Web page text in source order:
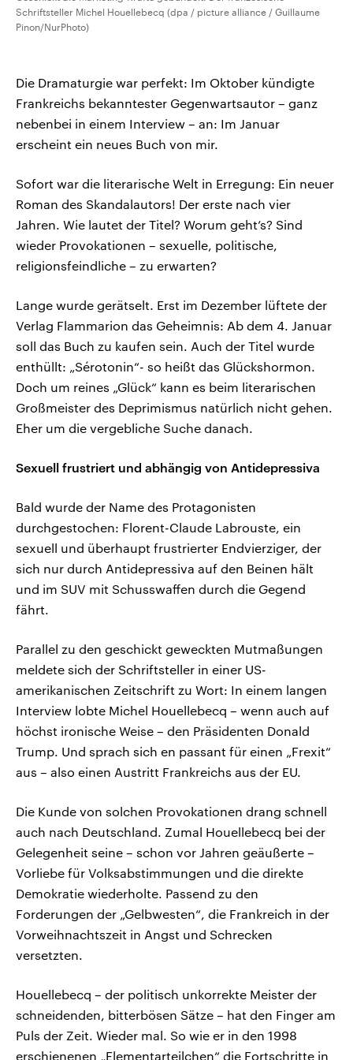
Schriftsteller Michel Houellebecq (dpa / picture alliance / Guillaume
Pinon/NurPhoto)
Die Dramaturgie war perfekt: Im Oktober kündigte
Frankreichs bekanntester Gegenwartsautor – ganz
nebenbei in einem Interview – an: Im Januar
erscheint ein neues Buch von mir.
Sofort war die literarische Welt in Erregung: Ein neuer
Roman des Skandalautors! Der erste nach vier
Jahren. Wie lautet der Titel? Worum geht’s? Sind
wieder Provokationen – sexuelle, politische,
religionsfeindliche – zu erwarten?
Lange wurde gerätselt. Erst im Dezember lüftete der
Verlag Flammarion das Geheimnis: Ab dem 4. Januar
soll das Buch zu kaufen sein. Auch der Titel wurde
enthüllt: „Sérotonin“- so heißt das Glückshormon.
Doch um reines „Glück“ kann es beim literarischen
Großmeister des Deprimismus natürlich nicht gehen.
Eher um die vergebliche Suche danach.
Sexuell frustriert und abhängig von Antidepressiva
Bald wurde der Name des Protagonisten
durchgestochen: Florent-Claude Labrouste, ein
sexuell und überhaupt frustrierter Endvierziger, der
sich nur durch Antidepressiva auf den Beinen hält
und im SUV mit Schusswaffen durch die Gegend
fährt.
Parallel zu den geschickt geweckten Mutmaßungen
meldete sich der Schriftsteller in einer US-
amerikanischen Zeitschrift zu Wort: In einem langen
Interview lobte Michel Houellebecq – wenn auch auf
höchst ironische Weise – den Präsidenten Donald
Trump. Und sprach sich en passant für einen „Frexit“
aus – also einen Austritt Frankreichs aus der EU.
Die Kunde von solchen Provokationen drang schnell
auch nach Deutschland. Zumal Houellebecq bei der
Gelegenheit seine – schon vor Jahren geäußerte –
Vorliebe für Volksabstimmungen und die direkte
Demokratie wiederholte. Passend zu den
Forderungen der „Gelbwesten“, die Frankreich in der
Vorweihnachtszeit in Angst und Schrecken
versetzten.
Houellebecq – der politisch unkorrekte Meister der
schneidenden, bitterbösen Sätze – hat den Finger am
Puls der Zeit. Wieder mal. So wie er in den 1998
erschienenen „Elementarteilchen“ die Fortschritte in